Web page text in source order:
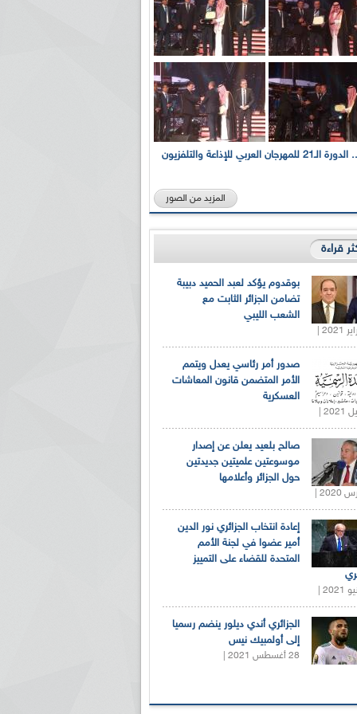
بالصور... الدورة الـ21 للمهرجان العربي للإذاعة والتلفزيون
المزيد من الصور
قراءة
بوقدوم يؤكد لعبد الحميد دبيبة
تضامن الجزائر الثابت مع
الشعب الليبي
صدور أمر رئاسي يعدل ويتمم
الأمر المتضمن قانون المعاشات
العسكرية
صالح بلعيد يعلن عن إصدار
موسوعتين علميتين جديدتين
حول الجزائر وأعلامها
إعادة انتخاب الجزائري نور الدين
أمير عضوا في لجنة الأمم
المتحدة للقضاء على التمييز
الجزائري أندي ديلور ينضم رسميا
إلى أولمبيك نيس
28 أغسطس 2021 |